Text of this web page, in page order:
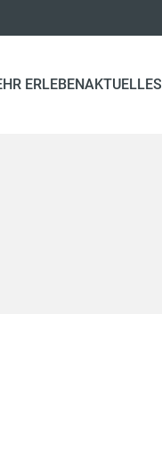
ERLEBENAKTUELLES